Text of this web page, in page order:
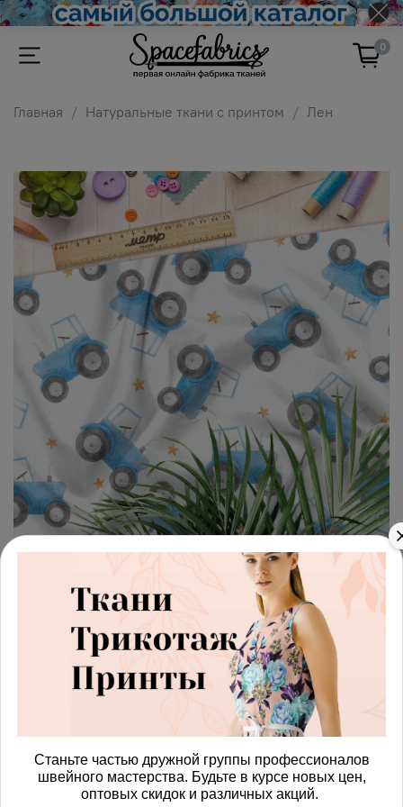
0
Главная Натуральные ткани с принтом Лен
арт.4287690_linen
Ткань лен синий трактор
Получить доступ к оптовым ценам
1180.00 руб
В корзину
Изменить масштаб
Станьте частью дружной группы профессионалов
швейного мастерства. Будьте в курсе новых цен,
оптовых скидок и различных акций.